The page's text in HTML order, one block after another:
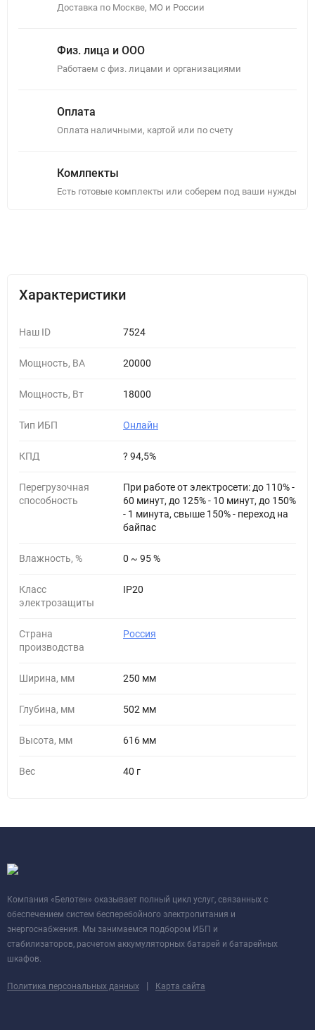
Доставка по Москве, МО и России
Физ. лица и ООО
Работаем с физ. лицами и организациями
Оплата
Оплата наличными, картой или по счету
Комлпекты
Есть готовые комплекты или соберем под ваши нужды
Характеристики
Наш ID 7524
Мощность, ВА 20000
Мощность, Вт 18000
Тип ИБП Онлайн
КПД ? 94,5%
Перегрузочная
способность
При работе от электросети: до 110% -
60 минут, до 125% - 10 минут, до 150%
- 1 минута, свыше 150% - переход на
байпас
Влажность, % 0 ~ 95 %
Класс
электрозащиты
IP20
Страна
производства
Россия
Ширина, мм 250 мм
Глубина, мм 502 мм
Высота, мм 616 мм
Вес 40 г
Компания «Белотен» оказывает полный цикл услуг, связанных с
обеспечением систем бесперебойного электропитания и
энергоснабжения. Мы занимаемся подбором ИБП и
стабилизаторов, расчетом аккумуляторных батарей и батарейных
шкафов.
Политика персональных данных | Карта сайта